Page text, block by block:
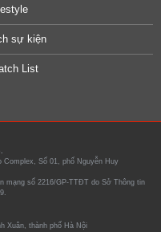
sự kiện
List
Complex, Số 01, phố Nguyễn Huy
mạng số 2216/GP-TTĐT do Sở Thông tin
Xuân, thành phố Hà Nội